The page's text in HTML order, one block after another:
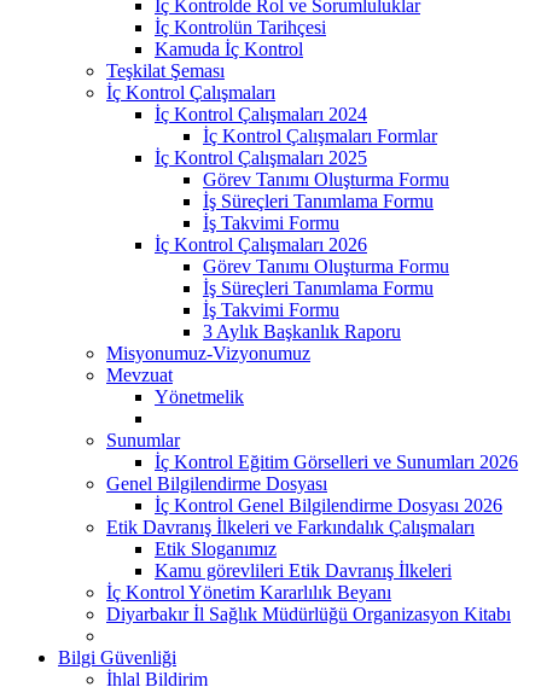
İç Kontrolde Rol ve Sorumluluklar
İç Kontrolün Tarihçesi
Kamuda İç Kontrol
Teşkilat Şeması
İç Kontrol Çalışmaları
İç Kontrol Çalışmaları 2024
İç Kontrol Çalışmaları Formlar
İç Kontrol Çalışmaları 2025
Görev Tanımı Oluşturma Formu
İş Süreçleri Tanımlama Formu
İş Takvimi Formu
İç Kontrol Çalışmaları 2026
Görev Tanımı Oluşturma Formu
İş Süreçleri Tanımlama Formu
İş Takvimi Formu
3 Aylık Başkanlık Raporu
Misyonumuz-Vizyonumuz
Mevzuat
Yönetmelik
Sunumlar
İç Kontrol Eğitim Görselleri ve Sunumları 2026
Genel Bilgilendirme Dosyası
İç Kontrol Genel Bilgilendirme Dosyası 2026
Etik Davranış İlkeleri ve Farkındalık Çalışmaları
Etik Sloganımız
Kamu görevlileri Etik Davranış İlkeleri
İç Kontrol Yönetim Kararlılık Beyanı
Diyarbakır İl Sağlık Müdürlüğü Organizasyon Kitabı
Bilgi Güvenliği
İhlal Bildirim